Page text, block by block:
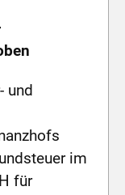
und
im
für